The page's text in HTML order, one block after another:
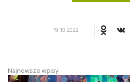
19 10 2022
Najnowsze wpisy: